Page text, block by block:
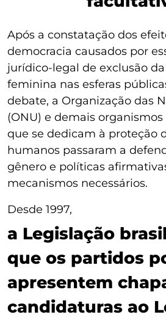
Após a constatação dos
democracia causados por
jurídico-legal de exclusão
feminina nas esferas
debate, a Organização das
(ONU) e demais
que se dedicam à proteção
humanos passaram a
gênero e políticas
mecanismos necessários.
Desde 1997,
a Legislação
que os partidos
apresentem
candidaturas ao